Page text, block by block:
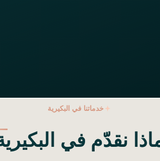
خدماتنا في البكيرية
نقدّم في